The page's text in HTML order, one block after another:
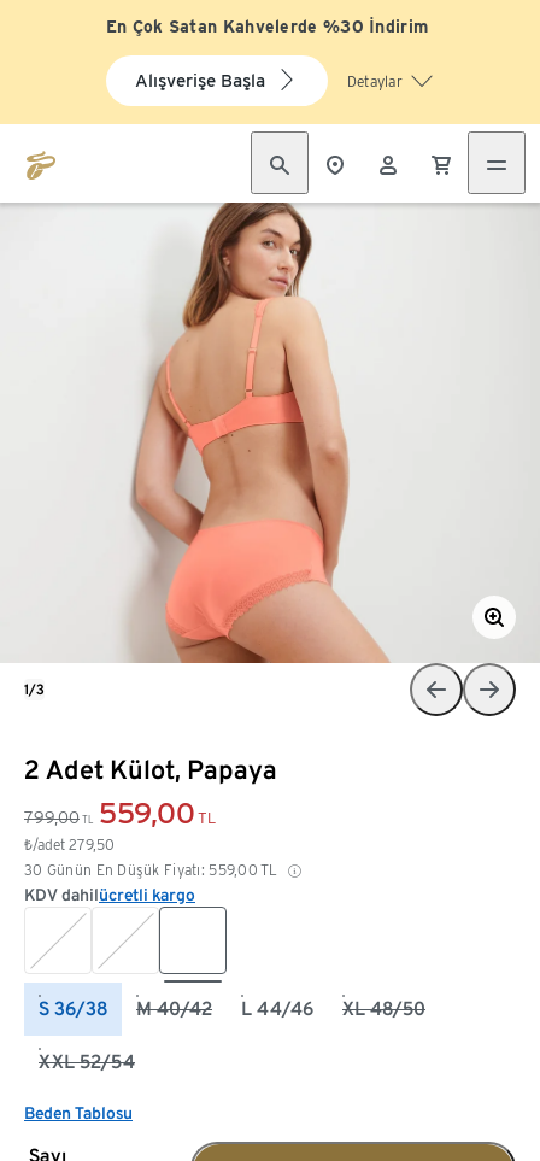
En Çok Satan Kahvelerde %30 İndirim
Alışverişe Başla Detaylar
2 Adet Külot, Papaya
799,00 TL 559,00 TL
₺/adet 279,50
30 Günün En Düşük Fiyatı: 559,00 TL
KDV dahilücretli kargo
S 36/38 M 40/42 L 44/46 XL 48/50
XXL 52/54
Beden Tablosu
Sayı
1/3